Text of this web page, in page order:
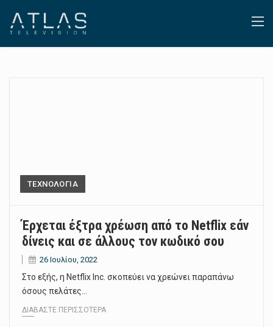
ΤΕΧΝΟΛΟΓΙΑ
Έρχεται έξτρα χρέωση από το Netflix εάν
δίνεις και σε άλλους τον κωδικό σου
26 Ιουλίου, 2022
Στο εξής, η Netflix Inc. σκοπεύει να χρεώνει παραπάνω
όσους πελάτες…
ΔΙΑΒΆΣΤΕ ΠΕΡΙΣΣΌΤΕΡΑ